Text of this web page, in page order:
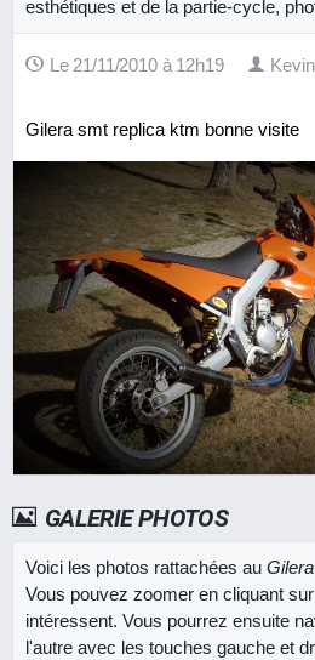
esthétiques et de la partie-cycle,
Le 21/11/2010 à 12h19 Kevin
Gilera smt replica ktm bonne visite
GALERIE PHOTOS
Voici les photos rattachées au
Vous pouvez zoomer en cliquant
intéressent. Vous pourrez ensuite
l'autre avec les touches gauche et